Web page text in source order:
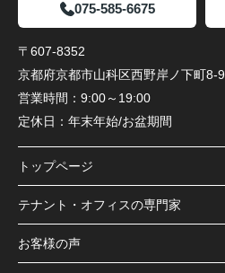
075-585-6675
〒607-8352
京都府京都市山科区西野岸ノ下町8-9
営業時間： 9:00～19:00
定休日： 年末年始/お盆期間
トップページ
テナント・オフィスの専門家
お客様の声